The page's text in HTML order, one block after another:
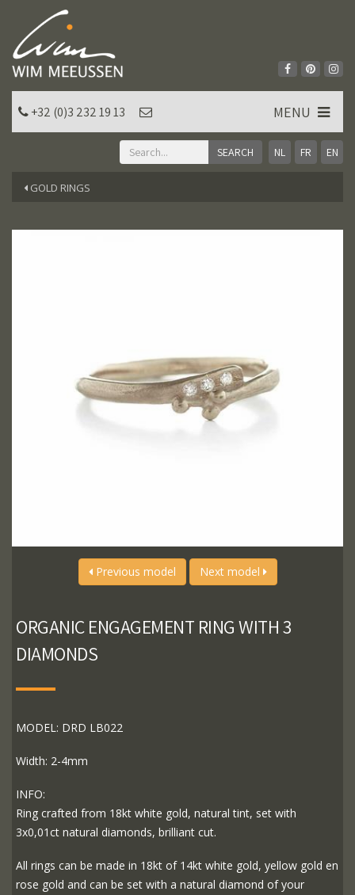
NL FR EN
+32 (0)3 232 19 13 MENU
GOLD RINGS
Previous model Next model
ORGANIC ENGAGEMENT RING WITH 3
DIAMONDS
MODEL: DRD LB022
Width: 2-4mm
INFO:
Ring crafted from 18kt white gold, natural tint, set with
3x0,01ct natural diamonds, brilliant cut.
All rings can be made in 18kt of 14kt white gold, yellow gold en
rose gold and can be set with a natural diamond of your